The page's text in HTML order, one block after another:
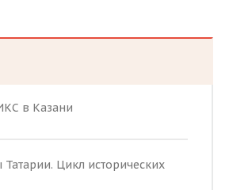
в Казани
Цикл исторических